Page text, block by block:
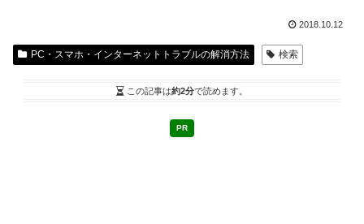
2018.10.12
PC・スマホ・インターネットトラブルの解消方法 検索
この記事は約2分で読めます。
PR